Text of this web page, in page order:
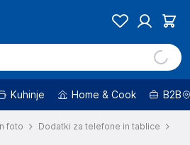
Kuhinje Home & Cook B2B
foto
Dodatki za telefone in tablice